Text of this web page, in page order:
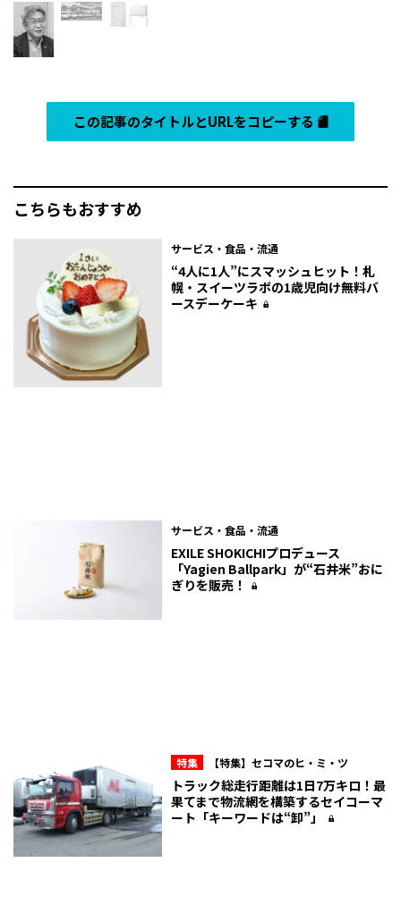
この記事のタイトルとURLをコピーする
こちらもおすすめ
サービス・食品・流通
“4人に1人”にスマッシュヒット！札
幌・スイーツラボの1歳児向け無料バ
ースデーケーキ
サービス・食品・流通
EXILE SHOKICHIプロデュース
「Yagien Ballpark」が“石井米”おに
ぎりを販売！
特集 【特集】セコマのヒ・ミ・ツ
トラック総走行距離は1日7万キロ！最
果てまで物流網を構築するセイコーマ
ート「キーワードは“卸”」